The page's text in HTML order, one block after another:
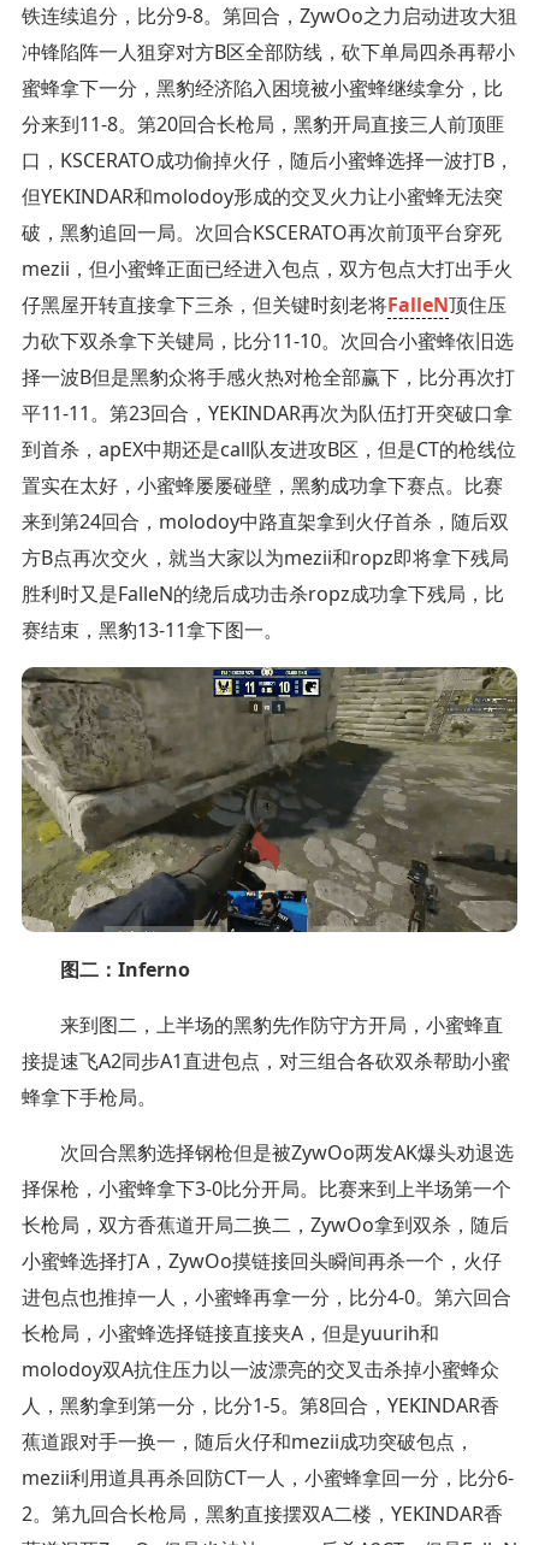
铁连续追分，比分9-8。第回合，ZywOo之力启动进攻大狙
冲锋陷阵一人狙穿对方B区全部防线，砍下单局四杀再帮小
蜜蜂拿下一分，黑豹经济陷入困境被小蜜蜂继续拿分，比
分来到11-8。第20回合长枪局，黑豹开局直接三人前顶匪
口，KSCERATO成功偷掉火仔，随后小蜜蜂选择一波打B，
但YEKINDAR和molodoy形成的交叉火力让小蜜蜂无法突
破，黑豹追回一局。次回合KSCERATO再次前顶平台穿死
mezii，但小蜜蜂正面已经进入包点，双方包点大打出手火
仔黑屋开转直接拿下三杀，但关键时刻老将FalleN顶住压
力砍下双杀拿下关键局，比分11-10。次回合小蜜蜂依旧选
择一波B但是黑豹众将手感火热对枪全部赢下，比分再次打
平11-11。第23回合，YEKINDAR再次为队伍打开突破口拿
到首杀，apEX中期还是call队友进攻B区，但是CT的枪线位
置实在太好，小蜜蜂屡屡碰壁，黑豹成功拿下赛点。比赛
来到第24回合，molodoy中路直架拿到火仔首杀，随后双
方B点再次交火，就当大家以为mezii和ropz即将拿下残局
胜利时又是FalleN的绕后成功击杀ropz成功拿下残局，比
赛结束，黑豹13-11拿下图一。
图二：Inferno
来到图二，上半场的黑豹先作防守方开局，小蜜蜂直
接提速飞A2同步A1直进包点，对三组合各砍双杀帮助小蜜
蜂拿下手枪局。
次回合黑豹选择钢枪但是被ZywOo两发AK爆头劝退选
择保枪，小蜜蜂拿下3-0比分开局。比赛来到上半场第一个
长枪局，双方香蕉道开局二换二，ZywOo拿到双杀，随后
小蜜蜂选择打A，ZywOo摸链接回头瞬间再杀一个，火仔
进包点也推掉一人，小蜜蜂再拿一分，比分4-0。第六回合
长枪局，小蜜蜂选择链接直接夹A，但是yuurih和
molodoy双A抗住压力以一波漂亮的交叉击杀掉小蜜蜂众
人，黑豹拿到第一分，比分1-5。第8回合，YEKINDAR香
蕉道跟对手一换一，随后火仔和mezii成功突破包点，
mezii利用道具再杀回防CT一人，小蜜蜂拿回一分，比分6-
2。第九回合长枪局，黑豹直接摆双A二楼，YEKINDAR香